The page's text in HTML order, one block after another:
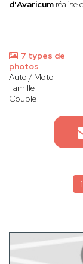
d'Avaricum réalise
7 types de
photos
Auto / Moto
Famille
Couple
1